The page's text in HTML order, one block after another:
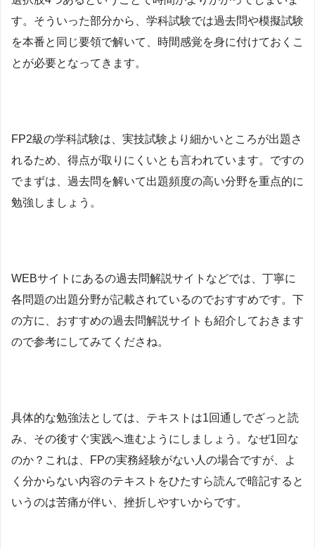
す。そういった部分から、学科試験では過去問や模擬試験
を本番と同じ要領で解いて、時間感覚を身に付けておくこ
とが必要となってきます。
FP2級の学科試験は、 実技試験より細かいところが出題さ
れるため、得点が取りにくいとも言われています。ですの
でまずは、過去問を解いて出題頻度の高い分野を重点的に
勉強しましょう。
WEBサイトにあるの過去問解説サイトなどでは、丁寧に
各問題の出題分野が記載されているのでおすすめです。下
の方に、おすすめの過去問解説サイトも紹介しておきます
ので参考にしてみてくださね。
具体的な勉強法としては、 テキストは1回通しでざっと読
み、その後すぐ実践へ進むようにしましょう。なぜ1回な
のか？これは、FPの実務経験がない人の場合ですが、よ
く分からない内容のテキストをひたすら読んで暗記すると
いうのは苦痛が伴い、挫折しやすいからです。